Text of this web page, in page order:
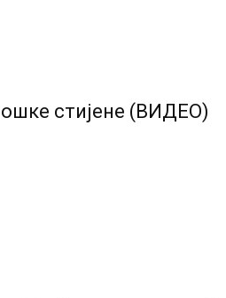
стијене (ВИДЕО)